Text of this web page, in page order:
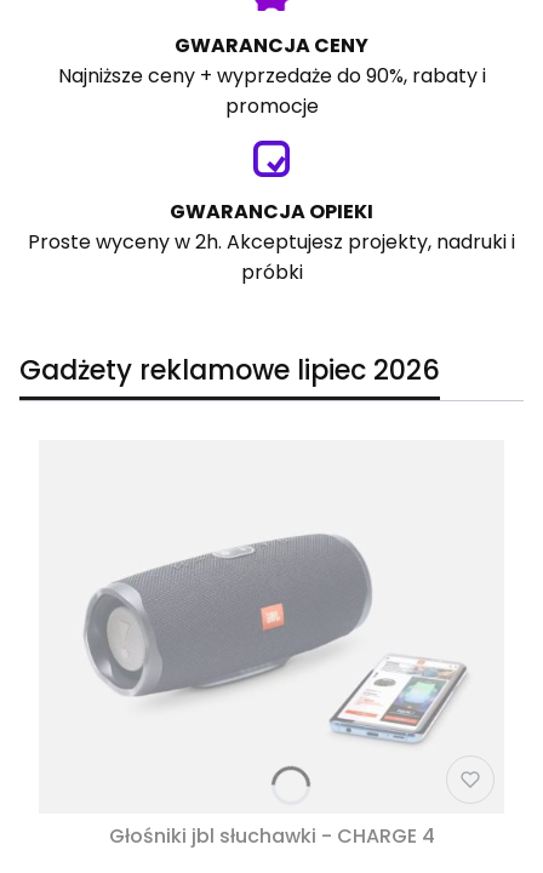
GWARANCJA CENY
Najniższe ceny + wyprzedaże do 90%, rabaty i
promocje
GWARANCJA OPIEKI
Proste wyceny w 2h. Akceptujesz projekty, nadruki i
próbki
Gadżety reklamowe lipiec 2026
Głośniki jbl słuchawki - CHARGE 4